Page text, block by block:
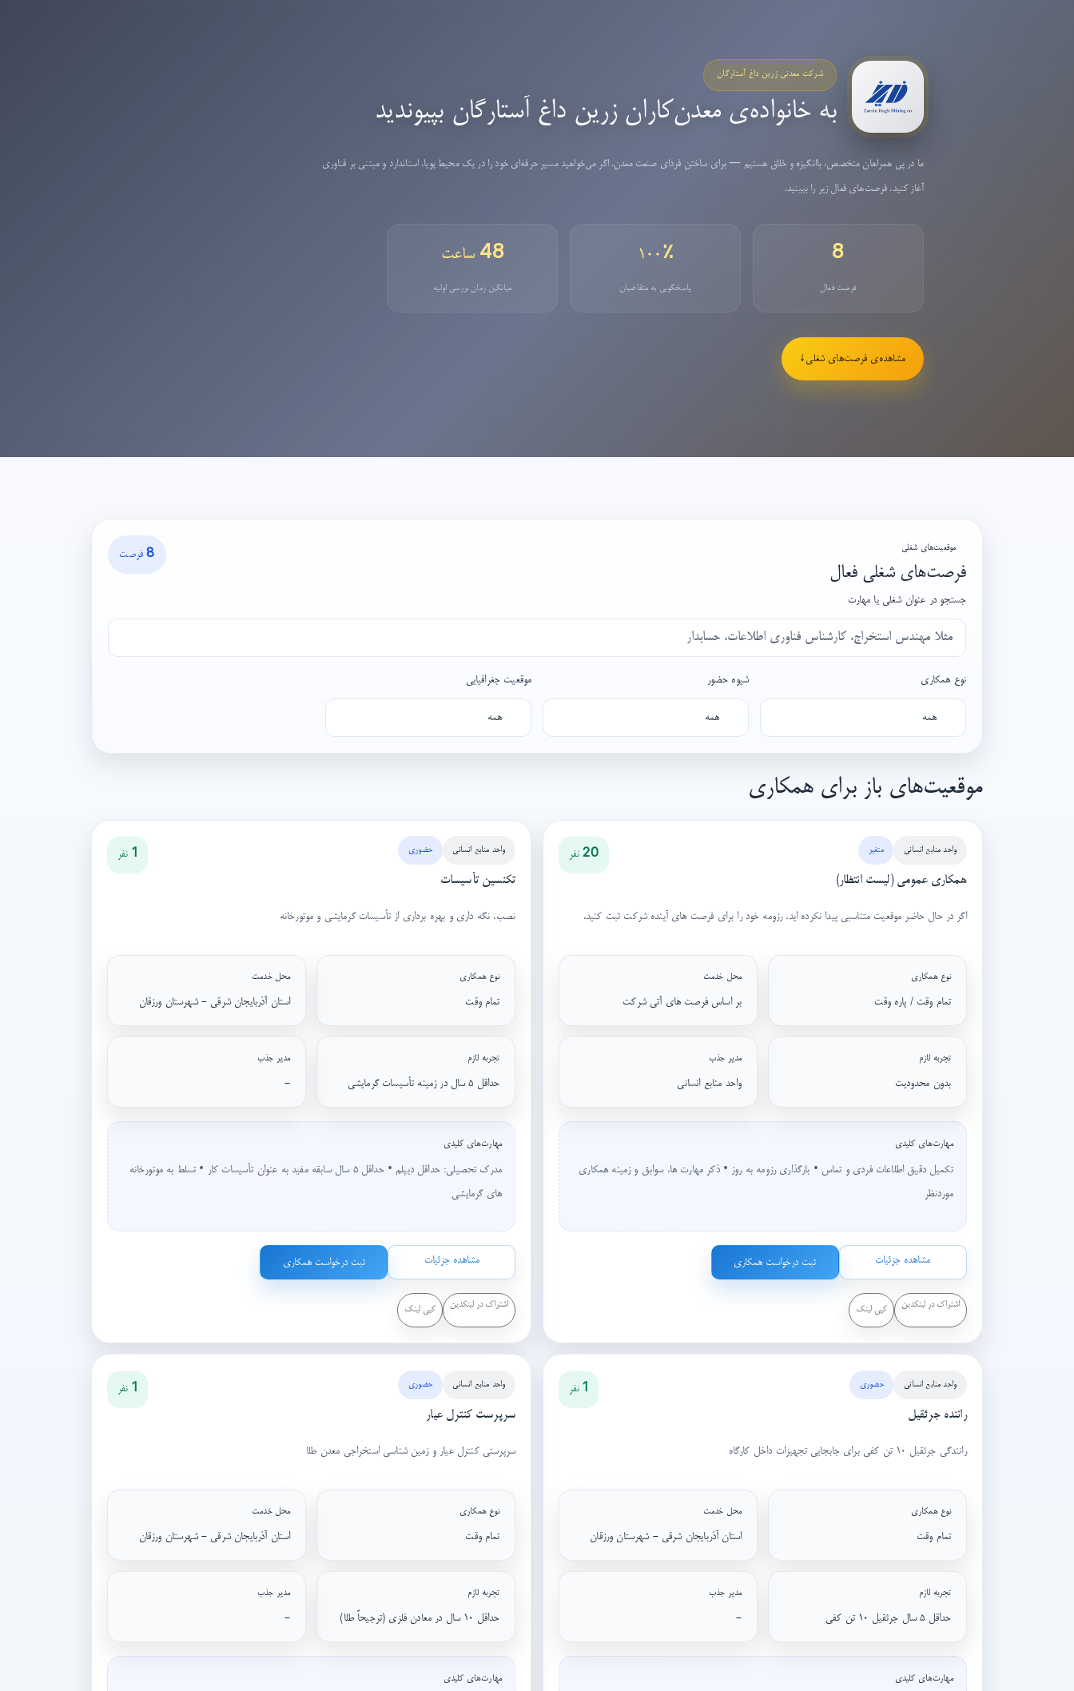
شرکت معدنی زرین داغ آستارگان
به خانواده‌ی معدن‌کاران زرین داغ آستارگان بپیوندید
ما در پی همراهان متخصص، با‌انگیزه و خلاق هستیم — برای ساختن فردای صنعت معدن. اگر می‌خواهید مسیر حرفه‌ای خود را در یک محیط پویا، استاندارد و مبتنی بر فناوری
آغاز کنید، فرصت‌های فعال زیر را ببینید.
8
فرصت فعال
۱۰۰٪
پاسخگویی به متقاضیان
48 ساعت
میانگین زمان بررسی اولیه
مشاهده‌ی فرصت‌های شغلی ↓
موقعیت‌های شغلی
فرصت‌های شغلی فعال
8 فرصت
جستجو در عنوان شغلی یا مهارت
نوع همکاری شیوه حضور موقعیت جغرافیایی
موقعیت‌های باز برای همکاری
واحد منابع انسانی متغیر
همکاری عمومی (لیست انتظار)
20 نفر
اگر در حال حاضر موقعیت متناسبی پیدا نکرده اید، رزومه خود را برای فرصت های آینده شرکت ثبت کنید.
نوع همکاری
تمام وقت / پاره وقت
محل خدمت
بر اساس فرصت های آتی شرکت
تجربه لازم
بدون محدودیت
مدیر جذب
واحد منابع انسانی
مهارت‌های کلیدی
تکمیل دقیق اطلاعات فردی و تماس • بارگذاری رزومه به روز • ذکر مهارت ها، سوابق و زمینه همکاری
موردنظر
مشاهده جزئیات ثبت درخواست همکاری
اشتراک در لینکدین کپی لینک
واحد منابع انسانی حضوری
تکنسین تأسیسات
1 نفر
نصب، نگه داری و بهره برداری از تأسیسات گرمایشی و موتورخانه
نوع همکاری
تمام وقت
محل خدمت
استان آذربایجان شرقی - شهرستان ورزقان
تجربه لازم
حداقل ۵ سال در زمینه تأسیسات گرمایشی
مدیر جذب
-
مهارت‌های کلیدی
مدرک تحصیلی: حداقل دیپلم • حداقل ۵ سال سابقه مفید به عنوان تأسیسات کار • تسلط به موتورخانه
های گرمایشی
مشاهده جزئیات ثبت درخواست همکاری
اشتراک در لینکدین کپی لینک
واحد منابع انسانی حضوری
راننده جرثقیل
1 نفر
رانندگی جرثقیل ۱۰ تن کفی برای جابجایی تجهیزات داخل کارگاه
نوع همکاری
تمام وقت
محل خدمت
استان آذربایجان شرقی - شهرستان ورزقان
تجربه لازم
حداقل ۵ سال جرثقیل ۱۰ تن کفی
مدیر جذب
-
مهارت‌های کلیدی
واحد منابع انسانی حضوری
سرپرست کنترل عیار
1 نفر
سرپرستی کنترل عیار و زمین شناسی استخراجی معدن طلا
نوع همکاری
تمام وقت
محل خدمت
استان آذربایجان شرقی - شهرستان ورزقان
تجربه لازم
حداقل ۱۰ سال در معادن فلزی (ترجیحاً طلا)
مدیر جذب
-
مهارت‌های کلیدی